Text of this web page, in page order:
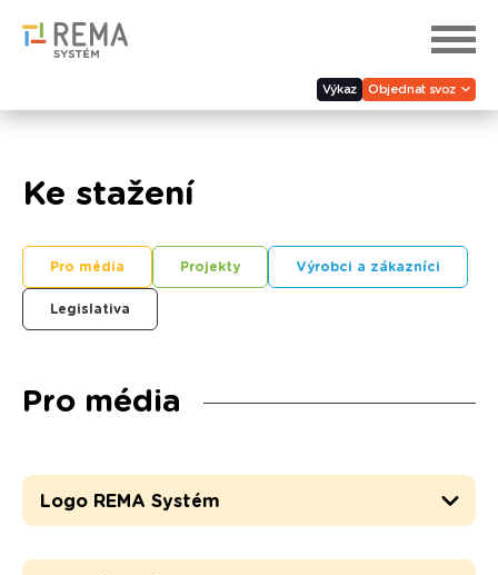
Výkaz Objednat svoz
Ke stažení
Pro média Projekty Výrobci a zákazníci
Legislativa
Pro média
Logo REMA Systém